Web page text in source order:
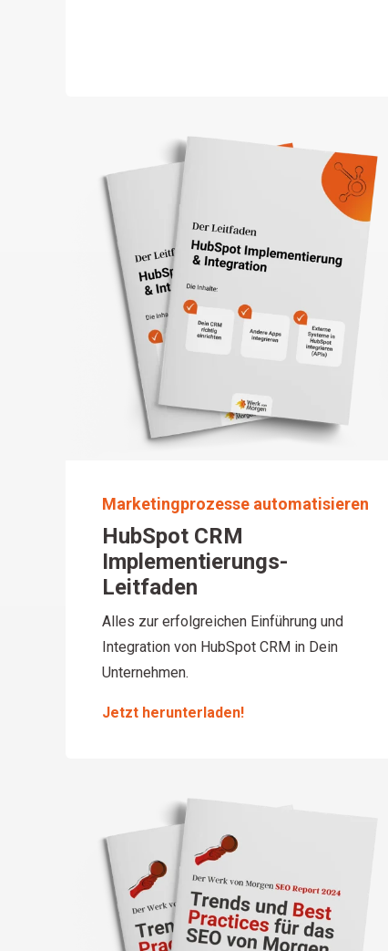
Marketingprozesse automatisieren
HubSpot CRM
Implementierungs-
Leitfaden
Alles zur erfolgreichen Einführung und
Integration von HubSpot CRM in Dein
Unternehmen.
Jetzt herunterladen!